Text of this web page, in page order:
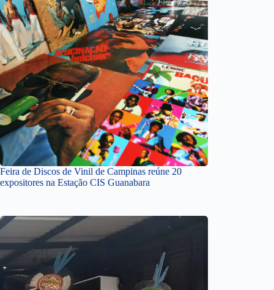
Feira de Discos de Vinil de Campinas reúne 20
expositores na Estação CIS Guanabara